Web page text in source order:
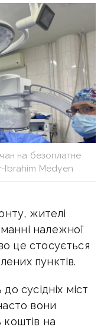
на безоплатне
Ibrahim Medyen
жителі
належної
це стосується
пунктів.
сусідніх міст
вони
на